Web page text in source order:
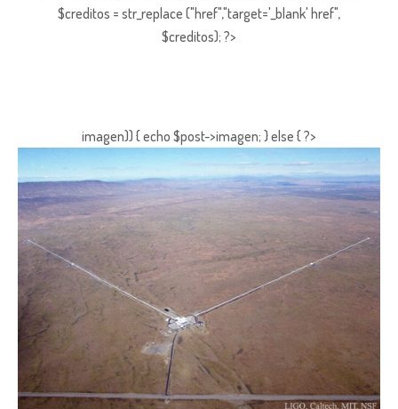
$creditos = str_replace ("href","target='_blank' href",
$creditos); ?>
imagen)) { echo $post->imagen; } else { ?>